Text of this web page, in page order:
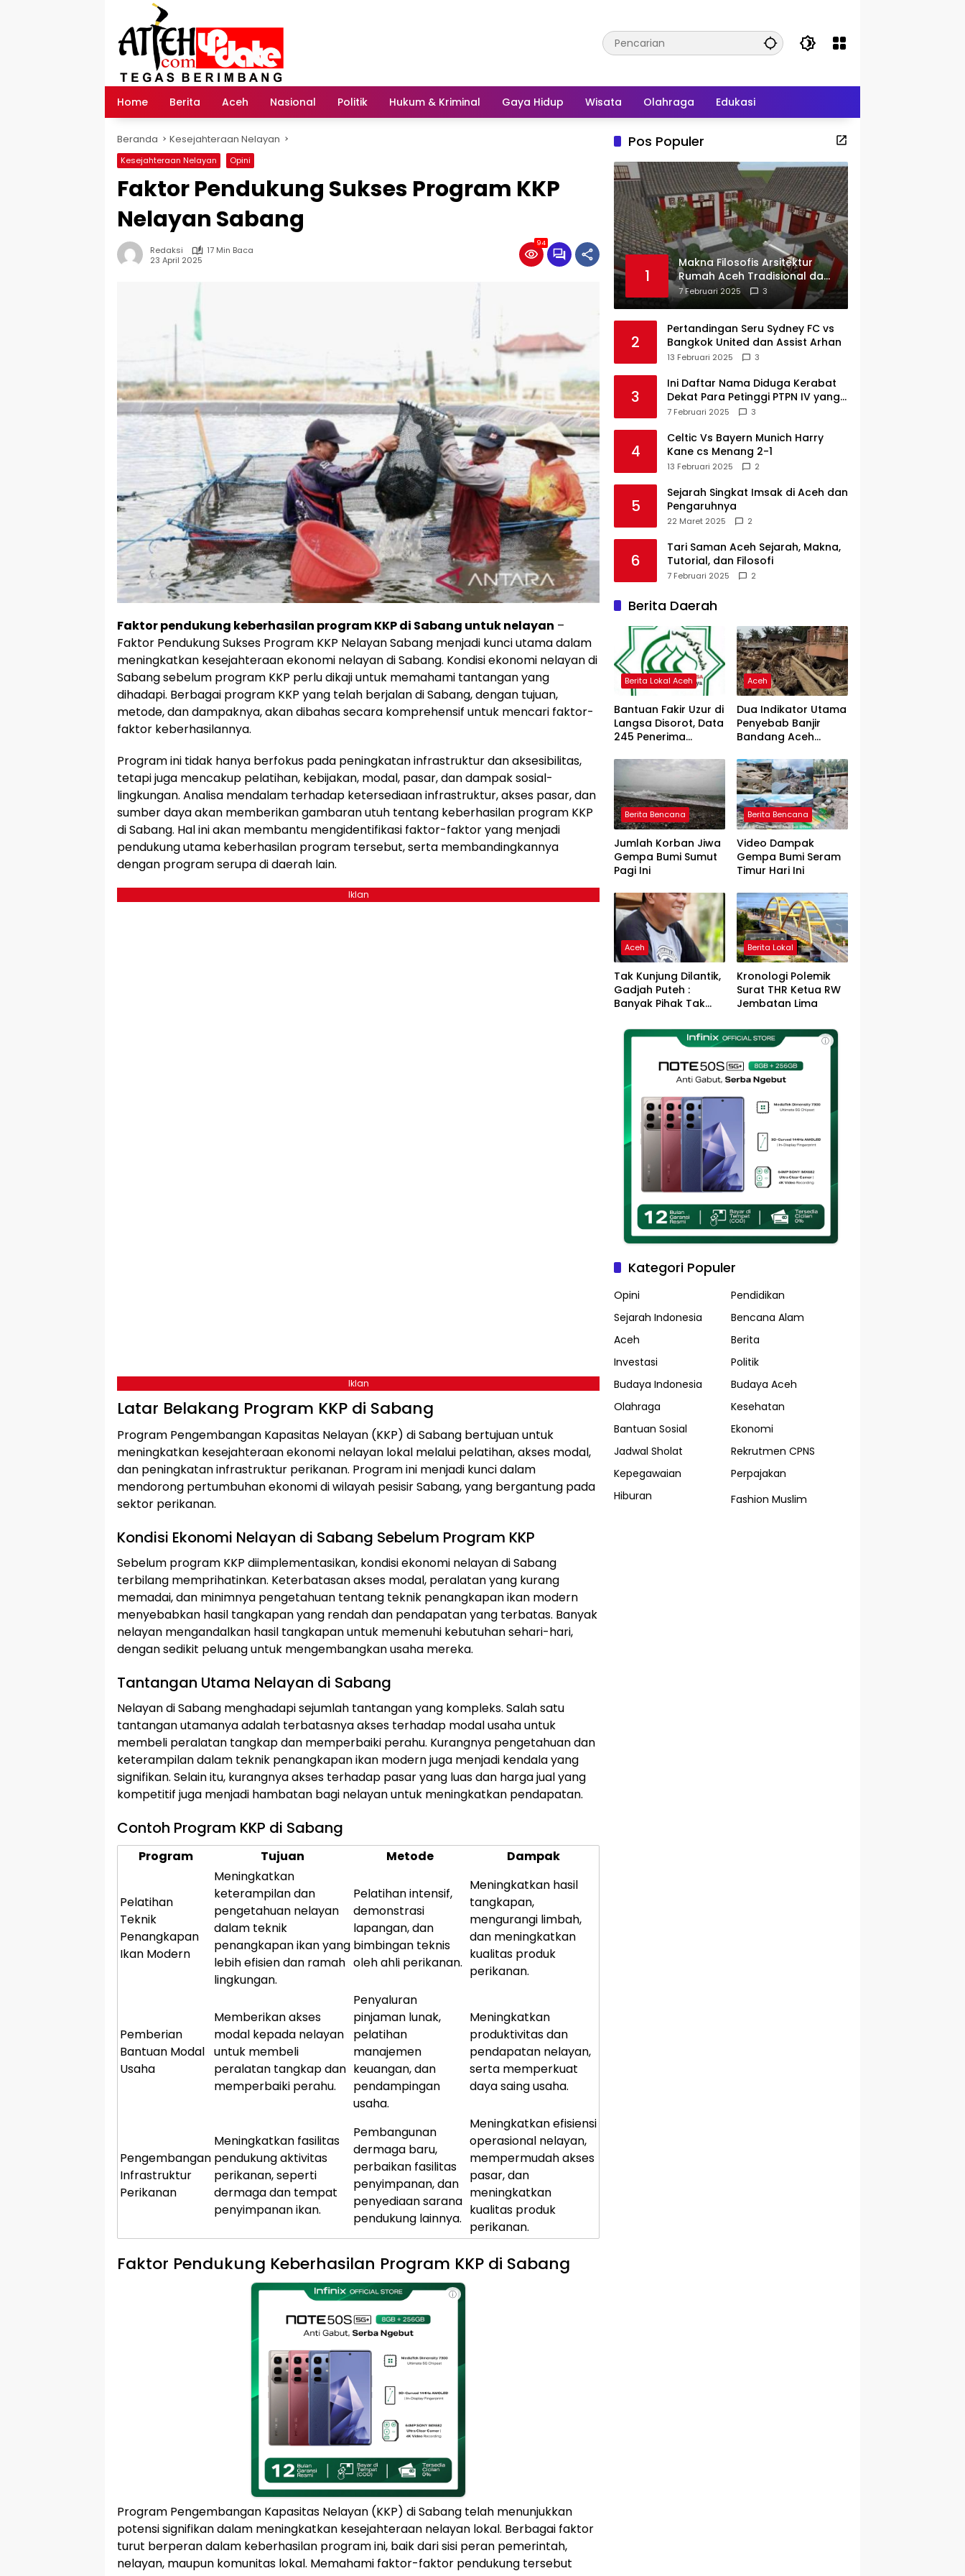
Home Berita Aceh Nasional Politik Hukum & Kriminal Gaya Hidup Wisata Olahraga Edukasi
Beranda Kesejahteraan Nelayan
Kesejahteraan Nelayan Opini
Faktor Pendukung Sukses Program KKP
Nelayan Sabang
Redaksi
17 Min Baca
23 April 2025
94
Faktor pendukung keberhasilan program KKP di Sabang untuk nelayan –
Faktor Pendukung Sukses Program KKP Nelayan Sabang menjadi kunci utama dalam
meningkatkan kesejahteraan ekonomi nelayan di Sabang. Kondisi ekonomi nelayan di
Sabang sebelum program KKP perlu dikaji untuk memahami tantangan yang
dihadapi. Berbagai program KKP yang telah berjalan di Sabang, dengan tujuan,
metode, dan dampaknya, akan dibahas secara komprehensif untuk mencari faktor-
faktor keberhasilannya.
Program ini tidak hanya berfokus pada peningkatan infrastruktur dan aksesibilitas,
tetapi juga mencakup pelatihan, kebijakan, modal, pasar, dan dampak sosial-
lingkungan. Analisa mendalam terhadap ketersediaan infrastruktur, akses pasar, dan
sumber daya akan memberikan gambaran utuh tentang keberhasilan program KKP
di Sabang. Hal ini akan membantu mengidentifikasi faktor-faktor yang menjadi
pendukung utama keberhasilan program tersebut, serta membandingkannya
dengan program serupa di daerah lain.
Iklan
Iklan
Latar Belakang Program KKP di Sabang
Program Pengembangan Kapasitas Nelayan (KKP) di Sabang bertujuan untuk
meningkatkan kesejahteraan ekonomi nelayan lokal melalui pelatihan, akses modal,
dan peningkatan infrastruktur perikanan. Program ini menjadi kunci dalam
mendorong pertumbuhan ekonomi di wilayah pesisir Sabang, yang bergantung pada
sektor perikanan.
Kondisi Ekonomi Nelayan di Sabang Sebelum Program KKP
Sebelum program KKP diimplementasikan, kondisi ekonomi nelayan di Sabang
terbilang memprihatinkan. Keterbatasan akses modal, peralatan yang kurang
memadai, dan minimnya pengetahuan tentang teknik penangkapan ikan modern
menyebabkan hasil tangkapan yang rendah dan pendapatan yang terbatas. Banyak
nelayan mengandalkan hasil tangkapan untuk memenuhi kebutuhan sehari-hari,
dengan sedikit peluang untuk mengembangkan usaha mereka.
Tantangan Utama Nelayan di Sabang
Nelayan di Sabang menghadapi sejumlah tantangan yang kompleks. Salah satu
tantangan utamanya adalah terbatasnya akses terhadap modal usaha untuk
membeli peralatan tangkap dan memperbaiki perahu. Kurangnya pengetahuan dan
keterampilan dalam teknik penangkapan ikan modern juga menjadi kendala yang
signifikan. Selain itu, kurangnya akses terhadap pasar yang luas dan harga jual yang
kompetitif juga menjadi hambatan bagi nelayan untuk meningkatkan pendapatan.
Contoh Program KKP di Sabang
Program Tujuan Metode Dampak
Pelatihan
Teknik
Penangkapan
Ikan Modern
Meningkatkan
keterampilan dan
pengetahuan nelayan
dalam teknik
penangkapan ikan yang
lebih efisien dan ramah
lingkungan.
Pelatihan intensif,
demonstrasi
lapangan, dan
bimbingan teknis
oleh ahli perikanan.
Meningkatkan hasil
tangkapan,
mengurangi limbah,
dan meningkatkan
kualitas produk
perikanan.
Pemberian
Bantuan Modal
Usaha
Memberikan akses
modal kepada nelayan
untuk membeli
peralatan tangkap dan
memperbaiki perahu.
Penyaluran
pinjaman lunak,
pelatihan
manajemen
keuangan, dan
pendampingan
usaha.
Meningkatkan
produktivitas dan
pendapatan nelayan,
serta memperkuat
daya saing usaha.
Pengembangan
Infrastruktur
Perikanan
Meningkatkan fasilitas
pendukung aktivitas
perikanan, seperti
dermaga dan tempat
penyimpanan ikan.
Pembangunan
dermaga baru,
perbaikan fasilitas
penyimpanan, dan
penyediaan sarana
pendukung lainnya.
Meningkatkan efisiensi
operasional nelayan,
mempermudah akses
pasar, dan
meningkatkan
kualitas produk
perikanan.
Faktor Pendukung Keberhasilan Program KKP di Sabang
ⓘ
Program Pengembangan Kapasitas Nelayan (KKP) di Sabang telah menunjukkan
potensi signifikan dalam meningkatkan kesejahteraan nelayan lokal. Berbagai faktor
turut berperan dalam keberhasilan program ini, baik dari sisi peran pemerintah,
nelayan, maupun komunitas lokal. Memahami faktor-faktor pendukung tersebut
Pos Populer
1
Makna Filosofis Arsitektur
Rumah Aceh Tradisional dan
Sejarah Perkembangannya
7 Februari 2025 3
2
Pertandingan Seru Sydney FC vs
Bangkok United dan Assist Arhan
13 Februari 2025 3
3
Ini Daftar Nama Diduga Kerabat
Dekat Para Petinggi PTPN IV yang
Lulus PKWT
7 Februari 2025 3
4
Celtic Vs Bayern Munich Harry
Kane cs Menang 2-1
13 Februari 2025 2
5
Sejarah Singkat Imsak di Aceh dan
Pengaruhnya
22 Maret 2025 2
6
Tari Saman Aceh Sejarah, Makna,
Tutorial, dan Filosofi
7 Februari 2025 2
Berita Daerah
Berita Lokal Aceh
Bantuan Fakir Uzur di
Langsa Disorot, Data
245 Penerima
Aceh
Dua Indikator Utama
Penyebab Banjir
Bandang Aceh
Puteh Soroti
Kerusakan DAS
Berita Bencana
Jumlah Korban Jiwa
Gempa Bumi Sumut
Pagi Ini
Berita Bencana
Video Dampak
Gempa Bumi Seram
Timur Hari Ini
Aceh
Tak Kunjung Dilantik,
Gadjah Puteh :
Banyak Pihak Tak
Jadi Pemimpin Kota
Berita Lokal
Kronologi Polemik
Surat THR Ketua RW
Jembatan Lima
ⓘ
Kategori Populer
Opini
Pendidikan
Sejarah Indonesia
Bencana Alam
Aceh
Berita
Investasi
Politik
Budaya Indonesia
Budaya Aceh
Olahraga
Kesehatan
Bantuan Sosial
Ekonomi
Jadwal Sholat
Rekrutmen CPNS
Kepegawaian
Perpajakan
Hiburan
Fashion Muslim